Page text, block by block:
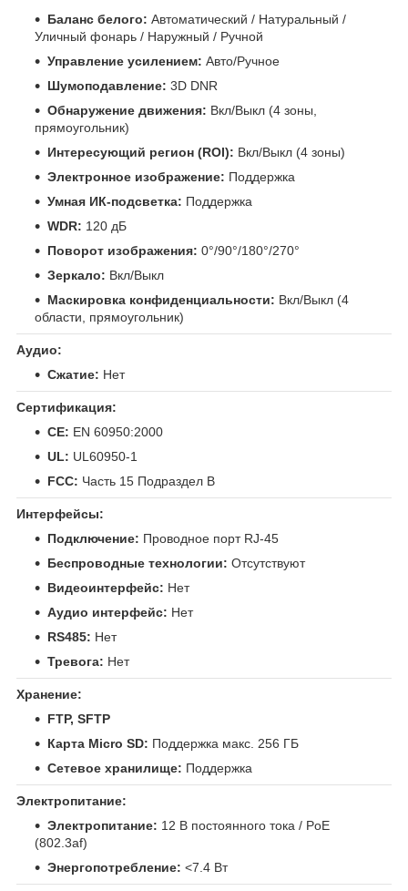
Баланс белого: Автоматический / Натуральный /
Уличный фонарь / Наружный / Ручной
Управление усилением: Авто/Ручное
Шумоподавление: 3D DNR
Обнаружение движения: Вкл/Выкл (4 зоны,
прямоугольник)
Интересующий регион (ROI): Вкл/Выкл (4 зоны)
Электронное изображение: Поддержка
Умная ИК-подсветка: Поддержка
WDR: 120 дБ
Поворот изображения: 0°/90°/180°/270°
Зеркало: Вкл/Выкл
Маскировка конфиденциальности: Вкл/Выкл (4
области, прямоугольник)
Аудио:
Сжатие: Нет
Сертификация:
CE: EN 60950:2000
UL: UL60950-1
FCC: Часть 15 Подраздел B
Интерфейсы:
Подключение: Проводное порт RJ-45
Беспроводные технологии: Отсутствуют
Видеоинтерфейс: Нет
Аудио интерфейс: Нет
RS485: Нет
Тревога: Нет
Хранение:
FTP, SFTP
Карта Micro SD: Поддержка макс. 256 ГБ
Сетевое хранилище: Поддержка
Электропитание:
Электропитание: 12 В постоянного тока / PoE
(802.3af)
Энергопотребление: <7.4 Вт